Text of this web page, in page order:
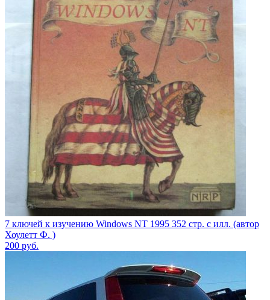
7 ключей к изучению Windows NT 1995 352 стр. с илл. (автор
Хоулетт Ф. )
200 руб.